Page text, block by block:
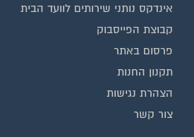
אינדקס נותני שירותים לוועד הבית
קבוצת הפייסבוק
פרסום באתר
תקנון החנות
הצהרת נגישות
צור קשר